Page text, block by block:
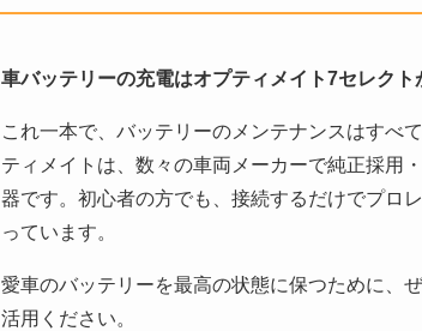
車バッテリーの充電はオプティメイト7セレクト
これ一本で、バッテリーのメンテナンスはすべ
ティメイトは、数々の車両メーカーで純正採用
器です。初心者の方でも、接続するだけでプロ
っています。
愛車のバッテリーを最高の状態に保つために、
活用ください。